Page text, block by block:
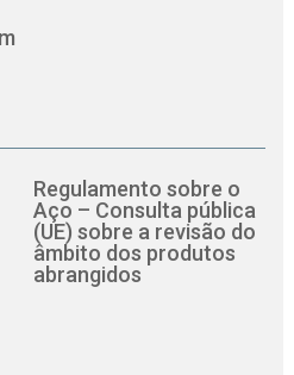
Regulamento sobre o
Aço – Consulta pública
(UE) sobre a revisão do
âmbito dos produtos
abrangidos